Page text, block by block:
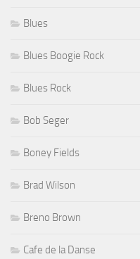
Blues
Blues Boogie Rock
Blues Rock
Bob Seger
Boney Fields
Brad Wilson
Breno Brown
Cafe de la Danse